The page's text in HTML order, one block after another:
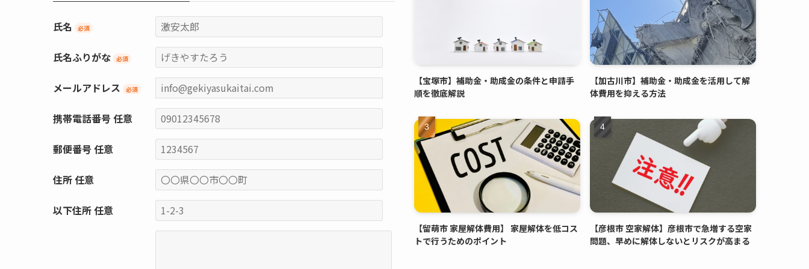
氏名 必須
氏名ふりがな 必須
メールアドレス 必須
携帯電話番号任意
郵便番号任意
住所任意
以下住所任意
【宝塚市】補助金・助成金の条件と申請手
順を徹底解説
【加古川市】補助金・助成金を活用して解
体費用を抑える方法
【留萌市 家屋解体費用】 家屋解体を低コス
トで行うためのポイント
【彦根市 空家解体】彦根市で急増する空家
問題、早めに解体しないとリスクが高まる